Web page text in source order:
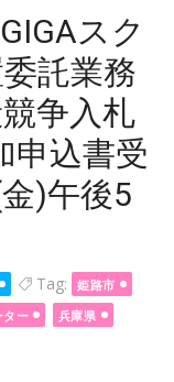
スク
託業務
争入札
申込書受
)午後5
Tag:
姫路市
ー
兵庫県